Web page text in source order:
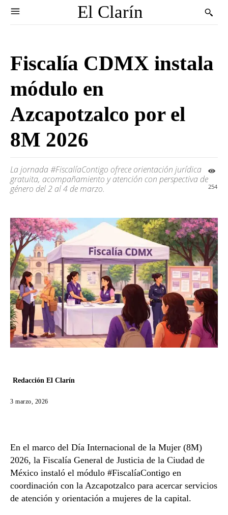
El Clarín
Fiscalía CDMX instala
módulo en
Azcapotzalco por el
8M 2026
La jornada #FiscalíaContigo ofrece orientación jurídica
gratuita, acompañamiento y atención con perspectiva de
género del 2 al 4 de marzo.
254
Redacción El Clarín
3 marzo, 2026
En el marco del Día Internacional de la Mujer (8M)
2026, la Fiscalía General de Justicia de la Ciudad de
México instaló el módulo #FiscalíaContigo en
coordinación con la Azcapotzalco para acercar servicios
de atención y orientación a mujeres de la capital.